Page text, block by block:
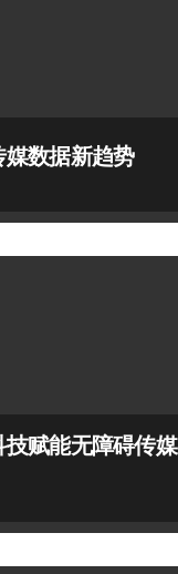
数据新趋势
赋能无障碍传媒